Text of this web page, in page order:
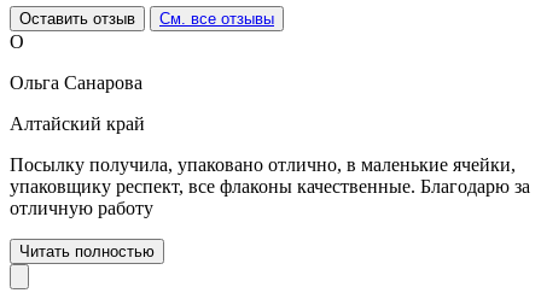
Оставить отзыв См. все отзывы
О
Ольга Санарова
Алтайский край
Посылку получила, упаковано отлично, в маленькие ячейки,
упаковщику респект, все флаконы качественные. Благодарю за
отличную работу
Читать полностью